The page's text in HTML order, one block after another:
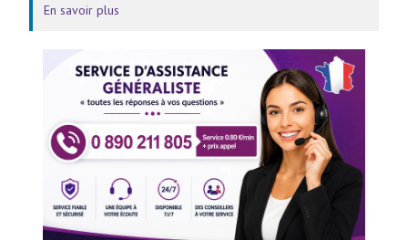
En savoir plus